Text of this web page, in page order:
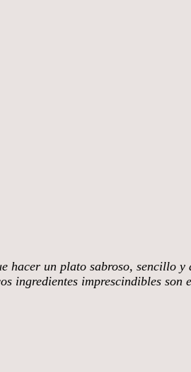
hacer un plato sabroso, sencillo
ingredientes imprescindibles